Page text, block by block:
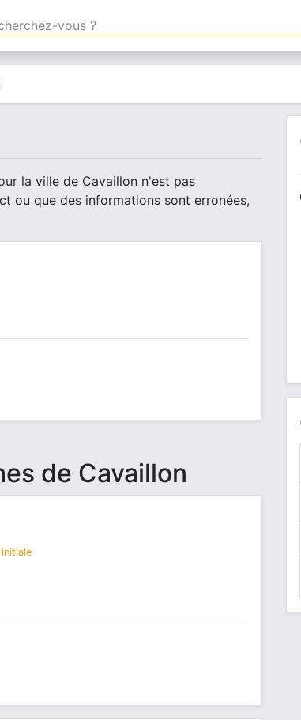
la ville de Cavaillon n'est pas
ou que des informations sont erronées,
de Cavaillon